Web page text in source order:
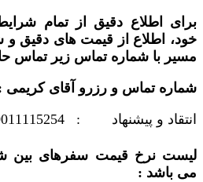
برای اطلاع دقیق از تمام
خود، اطلاع از قیمت های دقیق
مسیر با شماره تماس زیر تماس
شماره تماس و رزرو آقای کریمی :
انتقاد و پیشنهاد : 09011115254
لیست نرخ قیمت سفرهای بین
می باشد :